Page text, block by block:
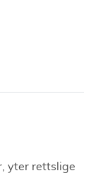
yter rettslige